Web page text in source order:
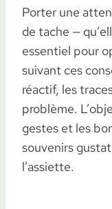
Porter une
de tache —
essentiel pour
suivant ces
réactif, les
problème.
gestes et les
souvenirs
l’assiette.